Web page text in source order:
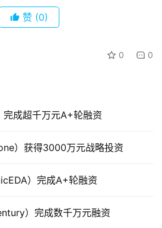
赞 (0)
0 0
成超千万元A+轮融资
）获得3000万元战略投资
）完成A+轮融资
）完成数千万元融资